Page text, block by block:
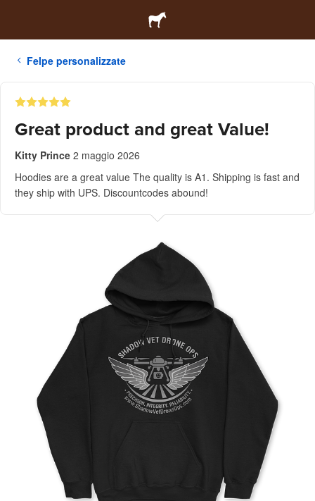
Felpe personalizzate
Great product and great Value!
Kitty Prince 2 maggio 2026
Hoodies are a great value The quality is A1. Shipping is fast and
they ship with UPS. Discountcodes abound!